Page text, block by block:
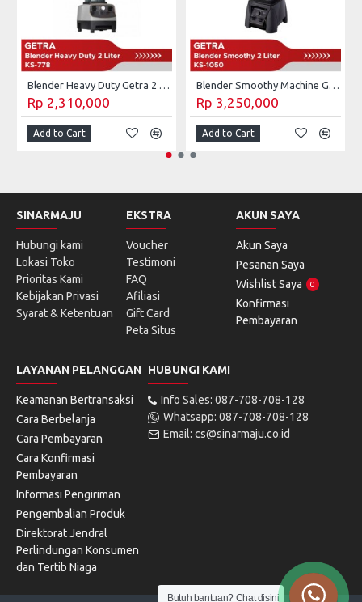
Blender Heavy Duty Getra 2 Liter KS-778
Rp 2,310,000
Add to Cart
Blender Smoothy Machine Getra 2 Liter KS-1050
Rp 3,250,000
Add to Cart
SINARMAJU
Hubungi kami
Lokasi Toko
Prioritas Kami
Kebijakan Privasi
Syarat & Ketentuan
EKSTRA
Voucher
Testimoni
FAQ
Afiliasi
Gift Card
Peta Situs
AKUN SAYA
Akun Saya
Pesanan Saya
Wishlist Saya
0
Konfirmasi
Pembayaran
LAYANAN PELANGGAN
Keamanan Bertransaksi
Cara Berbelanja
Cara Pembayaran
Cara Konfirmasi
Pembayaran
Informasi Pengiriman
Pengembalian Produk
Direktorat Jendral
Perlindungan Konsumen
dan Tertib Niaga
HUBUNGI KAMI
Info Sales: 087-708-708-128
Whatsapp: 087-708-708-128
Email: cs@sinarmaju.co.id
Butuh bantuan? Chat disini